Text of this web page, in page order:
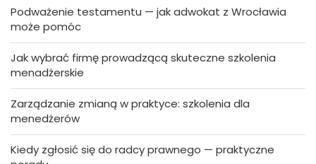
Podważenie testamentu — jak adwokat z Wrocławia
może pomóc
Jak wybrać firmę prowadzącą skuteczne szkolenia
menadżerskie
Zarządzanie zmianą w praktyce: szkolenia dla
menedżerów
Kiedy zgłosić się do radcy prawnego — praktyczne